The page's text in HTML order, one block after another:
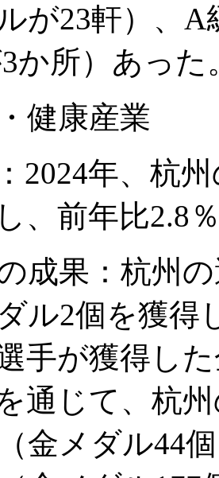
が23軒）、
か所）あった
健康産業
2024年、杭
、前年比2.8
成果：杭州
ル2個を獲得
手が獲得し
通じて、杭
金メダル44